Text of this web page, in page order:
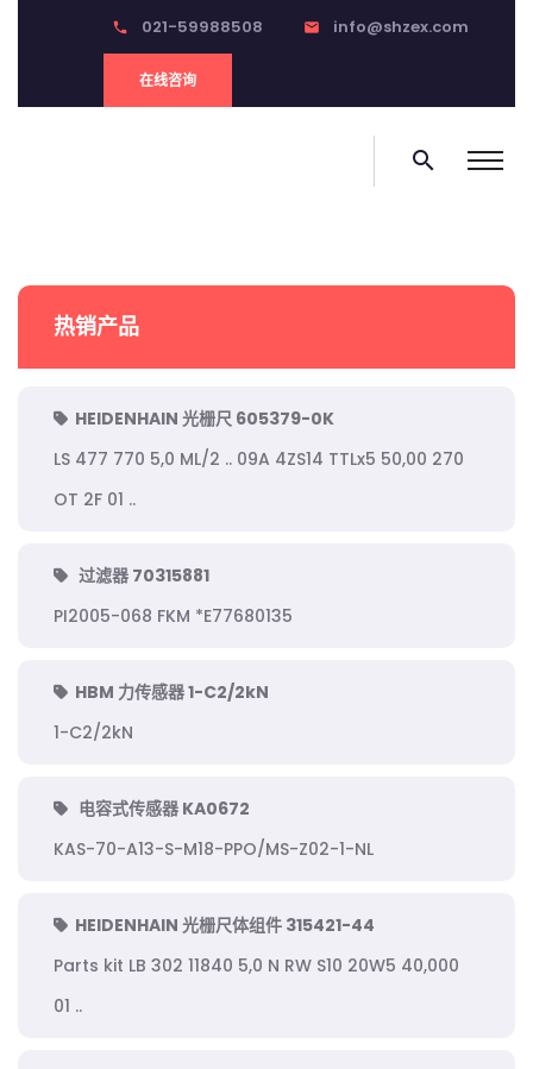
phone 021-59988508 email info@shzex.com
在线咨询
search
热销产品
HEIDENHAIN 光栅尺 605379-0K
LS 477 770 5,0 ML/2 .. 09A 4ZS14 TTLx5 50,00 270
OT 2F 01 ..
过滤器 70315881
PI2005-068 FKM *E77680135
HBM 力传感器 1-C2/2kN
1-C2/2kN
电容式传感器 KA0672
KAS-70-A13-S-M18-PPO/MS-Z02-1-NL
HEIDENHAIN 光栅尺体组件 315421-44
Parts kit LB 302 11840 5,0 N RW S10 20W5 40,000
01 ..